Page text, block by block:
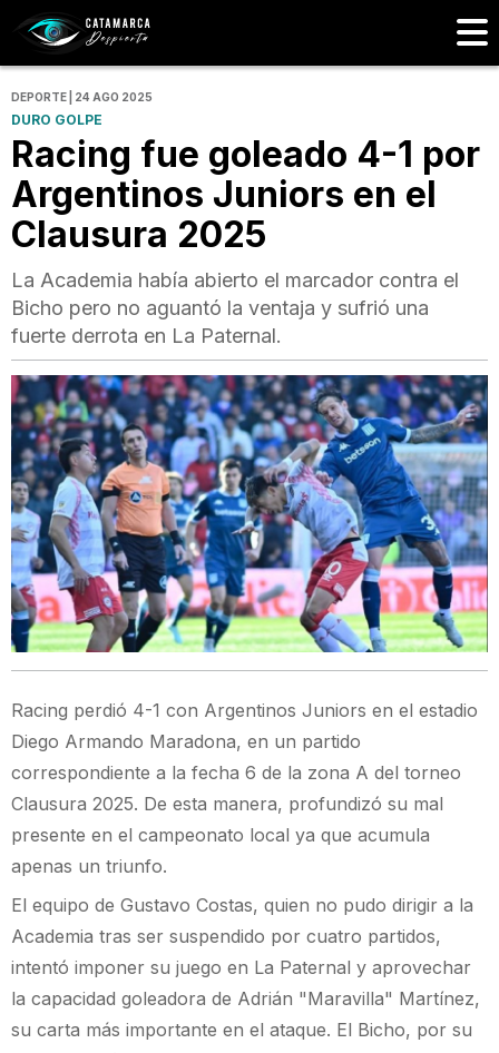
DEPORTE | 24 AGO 2025
DURO GOLPE
Racing fue goleado 4-1 por
Argentinos Juniors en el
Clausura 2025
La Academia había abierto el marcador contra el
Bicho pero no aguantó la ventaja y sufrió una
fuerte derrota en La Paternal.
Racing perdió 4-1 con Argentinos Juniors en el estadio
Diego Armando Maradona, en un partido
correspondiente a la fecha 6 de la zona A del torneo
Clausura 2025. De esta manera, profundizó su mal
presente en el campeonato local ya que acumula
apenas un triunfo.
El equipo de Gustavo Costas, quien no pudo dirigir a la
Academia tras ser suspendido por cuatro partidos,
intentó imponer su juego en La Paternal y aprovechar
la capacidad goleadora de Adrián "Maravilla" Martínez,
su carta más importante en el ataque. El Bicho, por su